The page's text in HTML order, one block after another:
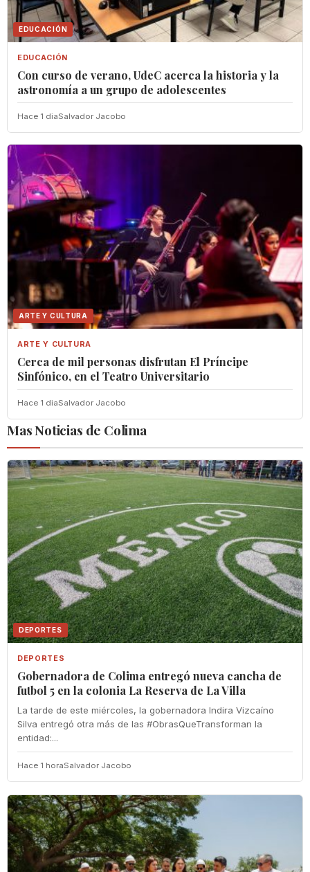
EDUCACIÓN
EDUCACIÓN
Con curso de verano, UdeC acerca la historia y la
astronomía a un grupo de adolescentes
Hace 1 diaSalvador Jacobo
ARTE Y CULTURA
ARTE Y CULTURA
Cerca de mil personas disfrutan El Príncipe
Sinfónico, en el Teatro Universitario
Hace 1 diaSalvador Jacobo
Mas Noticias de Colima
DEPORTES
DEPORTES
Gobernadora de Colima entregó nueva cancha de
futbol 5 en la colonia La Reserva de La Villa
La tarde de este miércoles, la gobernadora Indira Vizcaíno
Silva entregó otra más de las #ObrasQueTransforman la
entidad:...
Hace 1 horaSalvador Jacobo